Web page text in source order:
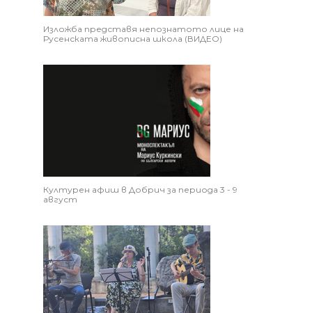
Изложба представя непознатото лице на
Русенската живописна школа (ВИДЕО)
Културен афиш в Добрич за периода 3 - 9
август